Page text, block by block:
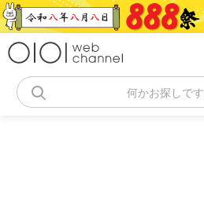
コ
ン
何かお探しです